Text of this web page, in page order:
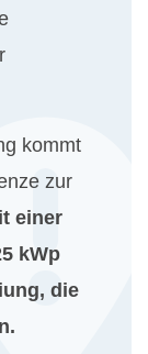
kommt
zur
einer
kWp
die